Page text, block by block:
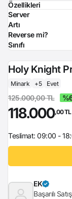
Özellikleri
Server
Artı
Reverse mi?
Sınıfı
Holy Knight
Minark +5 Evet
125.000,00 TL
118.000,00 TL
Teslimat: 09:00 -
EK
Başarılı